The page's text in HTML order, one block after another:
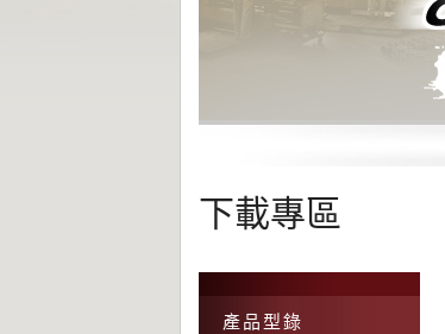
下載專區
產品型錄